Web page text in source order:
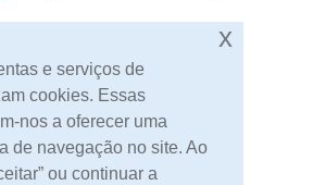
Sem stock
Contacto
e serviços de
cookies. Essas
nos a oferecer uma
de navegação no site. Ao
ou continuar a
x